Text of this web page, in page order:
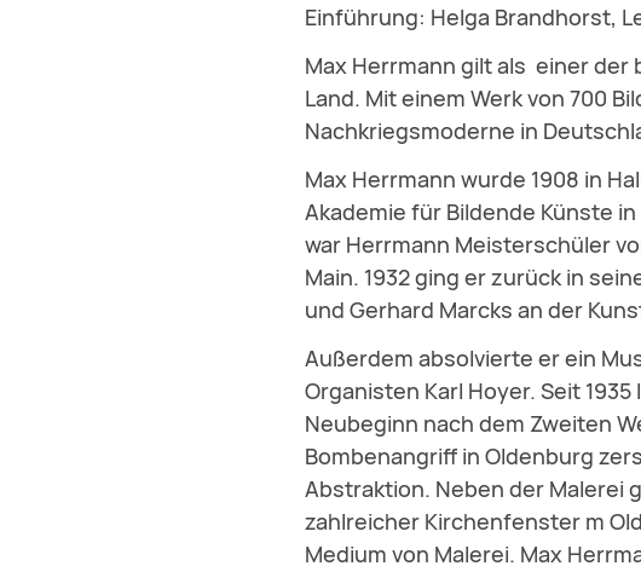
Einführung: Helga Brandhorst,
Max Herrmann gilt als einer
Land. Mit einem Werk von 700
Nachkriegsmoderne in
Max Herrmann wurde 1908 in
Akademie für Bildende Künste
war Herrmann Meisterschüler
Main. 1932 ging er zurück in
und Gerhard Marcks an der
Außerdem absolvierte er ein
Organisten Karl Hoyer. Seit
Neubeginn nach dem Zweiten
Bombenangriff in Oldenburg
Abstraktion. Neben der Malerei
zahlreicher Kirchenfenster m
Medium von Malerei. Max